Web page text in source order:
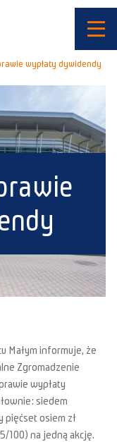
wypłaty dywidendy
Małym informuje, że
Zgromadzenie
wypłaty
siedem
pięćset osiem zł
100) na jedną akcję.